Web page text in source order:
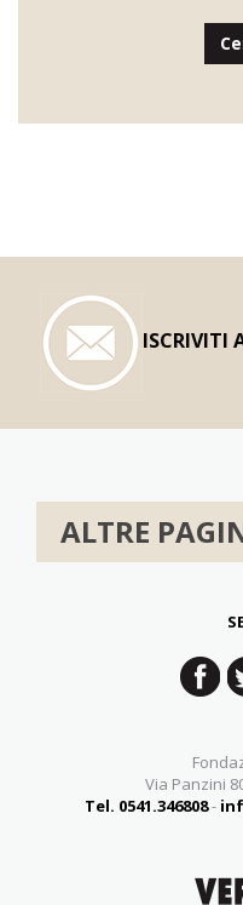
ISCRIVITI
ALTRE
Via Panzini
Tel. 0541.346808-